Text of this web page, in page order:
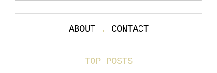
ABOUT. CONTACT
TOP POSTS